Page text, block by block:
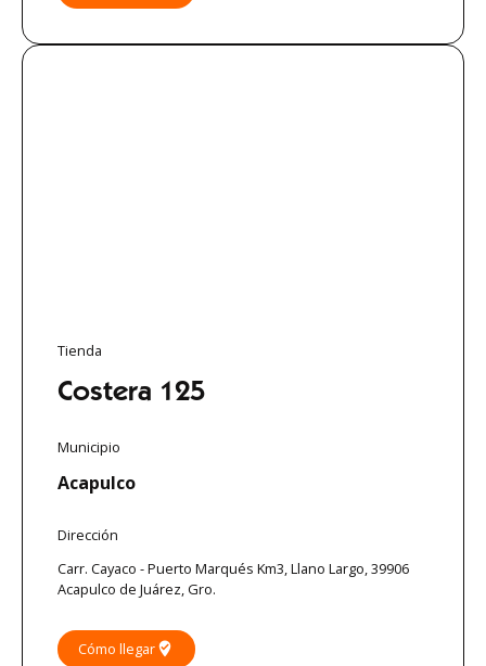
Tienda
Costera 125
Municipio
Acapulco
Dirección
Carr. Cayaco - Puerto Marqués Km3, Llano Largo, 39906
Acapulco de Juárez, Gro.
Cómo llegarwhere_to_vote